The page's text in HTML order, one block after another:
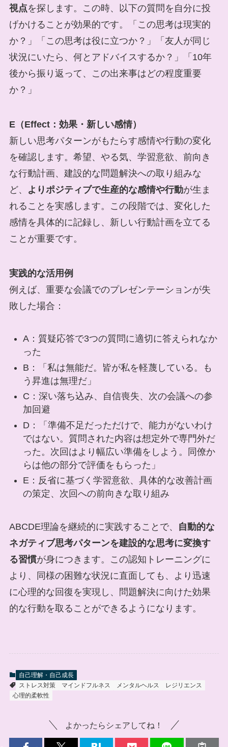
視点を探します。この時、以下の質問を自分に投
げかけることが効果的です。「この思考は現実的
か？」「この思考は役に立つか？」「友人が同じ
状況にいたら、何とアドバイスするか？」「10年
後から振り返って、この出来事はどの程度重要
か？」
E（Effect：効果・新しい感情）
新しい思考パターンがもたらす感情や行動の変化
を確認します。希望、やる気、学習意欲、前向き
な行動計画、建設的な問題解決への取り組みな
ど、
よりポジティブで生産的な感情や行動が生ま
れることを実感します。この段階では、変化した
感情を具体的に記録し、新しい行動計画を立てる
ことが重要です。
実践的な活用例
例えば、重要な会議でのプレゼンテーションが失
敗した場合：
A：質疑応答で3つの質問に適切に答えられなか
った
B：「私は無能だ。皆が私を軽蔑している。も
う昇進は無理だ」
C：深い落ち込み、自信喪失、次の会議への参
加回避
D：「準備不足だっただけで、能力がないわけ
ではない。質問された内容は想定外で専門外だ
った。次回はより幅広い準備をしよう。同僚か
らは他の部分で評価をもらった」
E：反省に基づく学習意欲、具体的な改善計画
の策定、次回への前向きな取り組み
ABCDE理論を継続的に実践することで、
自動的な
ネガティブ思考パターンを建設的な思考に変換す
る習慣が身につきます。この認知トレーニングに
より、同様の困難な状況に直面しても、より迅速
に心理的な回復を実現し、問題解決に向けた効果
的な行動を取ることができるようになります。
自己理解・自己成長
ストレス対策
マインドフルネス メンタルヘルス
レジリエンス
心理的柔軟性
よかったらシェアしてね！